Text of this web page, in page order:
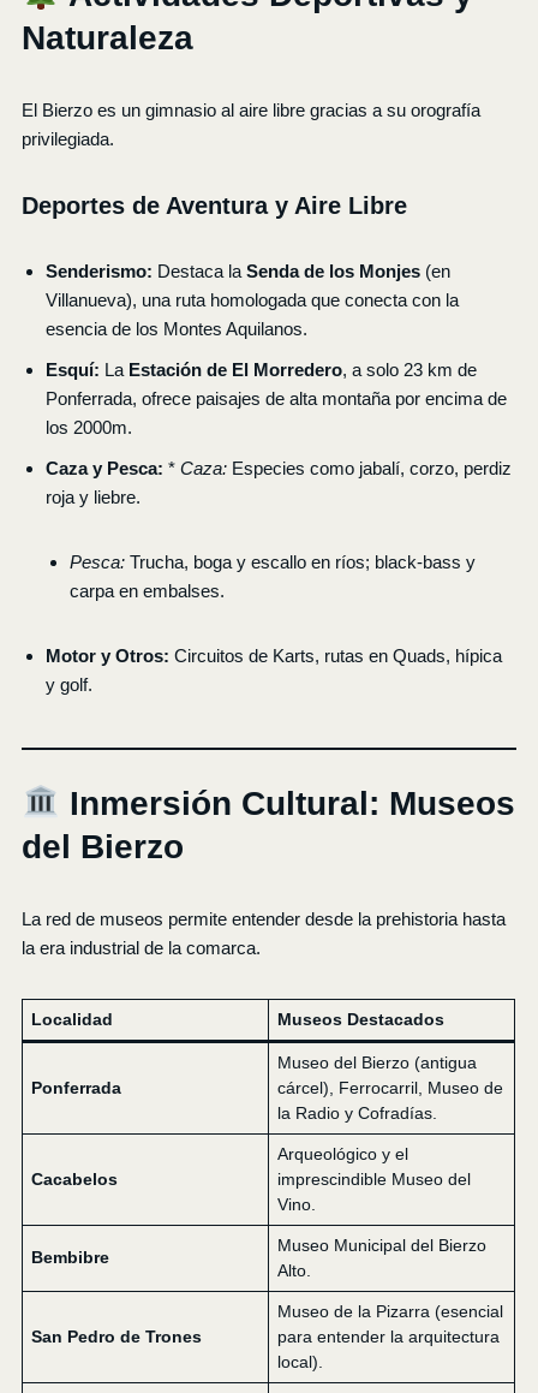
Naturaleza
El Bierzo es un gimnasio al aire libre gracias a su orografía
privilegiada.
Deportes de Aventura y Aire Libre
Senderismo: Destaca laSenda de los Monjes (en
Villanueva), una ruta homologada que conecta con la
esencia de los Montes Aquilanos.
Esquí: La Estación de El Morredero, a solo 23 km de
Ponferrada, ofrece paisajes de alta montaña por encima de
los 2000m.
Caza y Pesca: *Caza: Especies como jabalí, corzo, perdiz
roja y liebre.
Pesca: Trucha, boga y escallo en ríos; black-bass y
carpa en embalses.
Motor y Otros: Circuitos de Karts, rutas en Quads, hípica
y golf.
Inmersión Cultural: Museos
del Bierzo
La red de museos permite entender desde la prehistoria hasta
la era industrial de la comarca.
Localidad Museos Destacados
Ponferrada
Museo del Bierzo (antigua
cárcel), Ferrocarril, Museo de
la Radio y Cofradías.
Cacabelos
Arqueológico y el
imprescindible Museo del
Vino.
Bembibre
Museo Municipal del Bierzo
Alto.
San Pedro de Trones
Museo de la Pizarra (esencial
para entender la arquitectura
local).